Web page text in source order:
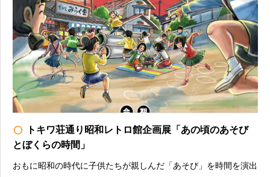
radio_button_unchecked
トキワ荘通り昭和レトロ館企画展「あの頃のあそび
とぼくらの時間」
おもに昭和の時代に子供たちが親しんだ「あそび」を時間を演出